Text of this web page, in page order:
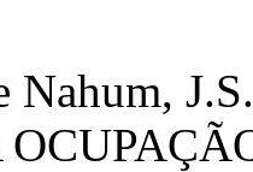
Nahum,